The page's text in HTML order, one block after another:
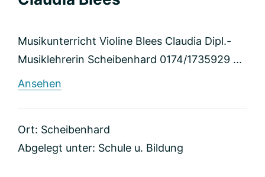
Musikunterricht Violine Blees Claudia Dipl.-
Musiklehrerin Scheibenhard 0174/1735929 ...
Ansehen
Ort: Scheibenhard
Abgelegt unter: Schule u. Bildung